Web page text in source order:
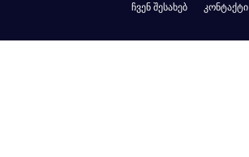
ჩვენ შესახებ კონტაქტი